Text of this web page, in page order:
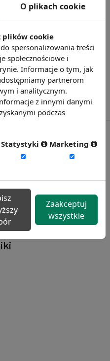
O plikach cookie
plików cookie
spersonalizowania treści
społecznościowe i
Informacje o tym, jak
partnerom
i analitycznym.
z innymi danymi
podczas
Statystyki Marketing
Zaakceptuj
wszystkie